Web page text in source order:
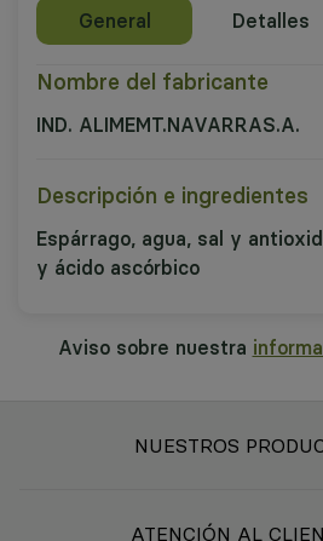
General Detalles
Nombre del fabricante
IND. ALIMEMT.NAVARRAS.A.
Descripción e ingredientes
Espárrago, agua, sal y
y ácido ascórbico
Aviso sobre nuestra
NUESTROS
ATENCIÓN AL